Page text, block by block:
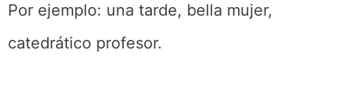
Por ejemplo: una tarde, bella mujer,
catedrático profesor.